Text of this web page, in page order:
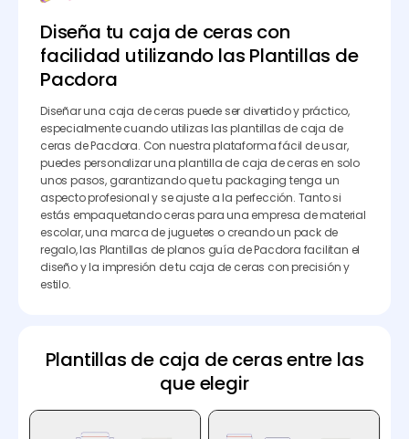
Diseña tu caja de ceras con
facilidad utilizando las Plantillas de
Pacdora
Diseñar una caja de ceras puede ser divertido y práctico,
especialmente cuando utilizas las plantillas de caja de
ceras de Pacdora. Con nuestra plataforma fácil de usar,
puedes personalizar una plantilla de caja de ceras en solo
unos pasos, garantizando que tu packaging tenga un
aspecto profesional y se ajuste a la perfección. Tanto si
estás empaquetando ceras para una empresa de material
escolar, una marca de juguetes o creando un pack de
regalo, las Plantillas de planos guía de Pacdora facilitan el
diseño y la impresión de tu caja de ceras con precisión y
estilo.
Plantillas de caja de ceras entre las
que elegir